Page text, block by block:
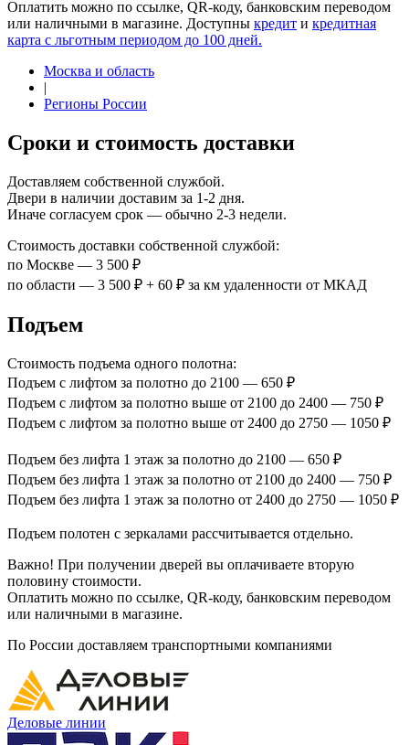
Оплатить можно по ссылке, QR-коду, банковским переводом
или наличными в магазине. Доступны кредит и кредитная
карта с льготным периодом до 100 дней.
Москва и область
|
Регионы России
Сроки и стоимость доставки
Доставляем собственной службой.
Двери в наличии доставим за 1-2 дня.
Иначе согласуем срок — обычно 2-3 недели.
Стоимость доставки собственной службой:
по Москве — 3 500 ₽
по области — 3 500 ₽ + 60 ₽ за км удаленности от МКАД
Подъем
Стоимость подъема одного полотна:
Подъем с лифтом за полотно до 2100 — 650 ₽
Подъем с лифтом за полотно выше от 2100 до 2400 — 750 ₽
Подъем с лифтом за полотно выше от 2400 до 2750 — 1050 ₽
Подъем без лифта 1 этаж за полотно до 2100 — 650 ₽
Подъем без лифта 1 этаж за полотно от 2100 до 2400 — 750 ₽
Подъем без лифта 1 этаж за полотно от 2400 до 2750 — 1050 ₽
Подъем полотен с зеркалами рассчитывается отдельно.
Важно! При получении дверей вы оплачиваете вторую
половину стоимости.
Оплатить можно по ссылке, QR-коду, банковским переводом
или наличными в магазине.
По России доставляем транспортными компаниями
Деловые линии